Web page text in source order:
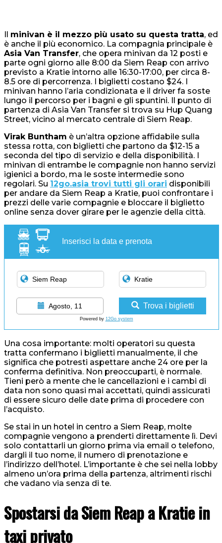
Il minivan è il mezzo più usato su questa tratta, ed
è anche il più economico. La compagnia principale è
Asia Van Transfer, che opera minivan da 12 posti e
parte ogni giorno alle 8:00 da Siem Reap con arrivo
previsto a Kratie intorno alle 16:30-17:00, per circa 8-
8.5 ore di percorrenza. I biglietti costano $24. I
minivan hanno l’aria condizionata e il driver fa soste
lungo il percorso per i bagni e gli spuntini. Il punto di
partenza di Asia Van Transfer si trova su Hup Quang
Street, vicino al mercato centrale di Siem Reap.
Virak Buntham è un’altra opzione affidabile sulla
stessa rotta, con biglietti che partono da $12-15 a
seconda del tipo di servizio e della disponibilità. I
minivan di entrambe le compagnie non hanno servizi
igienici a bordo, ma le soste intermedie sono
regolari. Su 12go.asia trovi tutti gli orari disponibili
per andare da Siem Reap a Kratie, puoi confrontare i
prezzi delle varie compagnie e bloccare il biglietto
online senza dover girare per le agenzie della città.
Inserisci la data e prenota
Agosto, 11 Trova i biglietti
Powered by 12Go system
Una cosa importante: molti operatori su questa
tratta confermano i biglietti manualmente, il che
significa che potresti aspettare anche 24 ore per la
conferma definitiva. Non preoccuparti, è normale.
Tieni però a mente che le cancellazioni e i cambi di
data non sono quasi mai accettati, quindi assicurati
di essere sicuro delle date prima di procedere con
l’acquisto.
Se stai in un hotel in centro a Siem Reap, molte
compagnie vengono a prenderti direttamente lì. Devi
solo contattarli un giorno prima via email o telefono,
dargli il tuo nome, il numero di prenotazione e
l’indirizzo dell’hotel. L’importante è che sei nella lobby
almeno un’ora prima della partenza, altrimenti rischi
che vadano via senza di te.
Spostarsi da Siem Reap a Kratie in
taxi privato